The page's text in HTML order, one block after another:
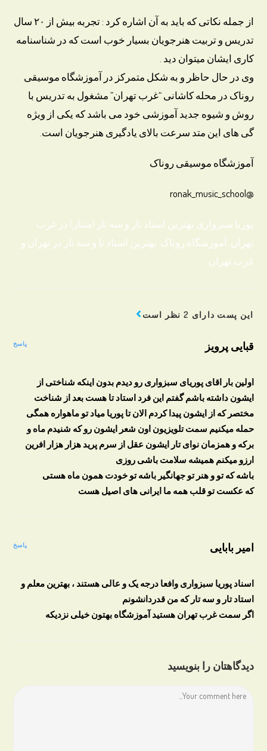
از جمله نکاتی که باید به آن اشاره کرد : تجربه بیش از ۲۰ سال
تدریس و تربیت هنرجویان بسیار خوب است که در شناسنامه
کاری ایشان میتوان دید .
وی در حال حاظر و به شکل متمرکز در آموزشگاه موسیقی
روناک در محله کاشانی “غرب تهران” مشغول به تدریس با
روش و شیوه جدید آموزشی خود می باشد که یکی از ویژه
گی های این متد سرعت بالای یادگیری هنرجویان است.
آموزشگاه موسیقی روناک
@ronak_music_school
پوریا سبزواری بهترین استاد تار و سه تار (ستار) در غرب
تهران. آموزشگاه روناک. بهترین استاد تا و سه تار در تهران و
غرب تهران.
این پست دارای 2 نظر است
قبایی پرویز پاسخ
اولین بار اقای پوریای سبزواری رو دیدم بدون اینکه شناختی از
ایشون داشته باشم گفتم این فرد استاد تا هست بعد از شناخت
مختصر که از ایشون پیدا کردم الان تا پوریا میاد تو ماهواره همگی
حمله میکنیم سمت تلویزیون اون شعر ایشون رو که شنیدم ماه و
برکه و همزمان نوای تار ایشون عقل از سرم پرید هزار هزار افرین
ارزو میکنم همیشه سلامت باشی روزی
باشه که تو و هنر تو جهانگیر باشه تو خودت همون ماه هستی
که عکست تو قلب همه ما ایرانی های اصیل هست
امیر بابایی پاسخ
اسناد پوریا سبزواری وافعا درجه یک و عالی هستند ، بهترین معلم و
استاد تار و سه تار که من قدردانشونم
اگر سمت غرب تهران هستید آموزشگاه بهتون خیلی نزدیکه
دیدگاهتان را بنویسید
Comment